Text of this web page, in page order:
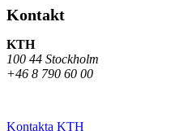
Kontakt
KTH
100 44 Stockholm
+46 8 790 60 00
Kontakta KTH